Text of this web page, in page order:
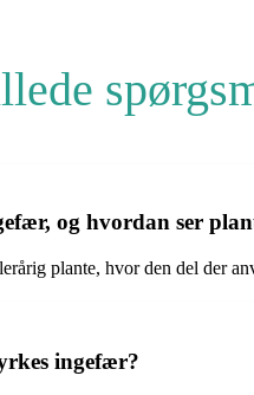
og hvordan ser
plante, hvor den del der
ingefær?